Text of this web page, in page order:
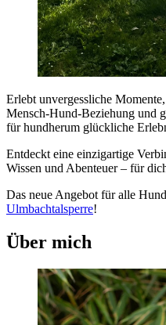
Erlebt unvergessliche
Mensch-Hund-Beziehung und
für hundherum glückliche
Entdeckt eine einzigartige
Wissen und Abenteuer – für
Das neue Angebot für alle
Ulmbachtalsperre!
Über mich